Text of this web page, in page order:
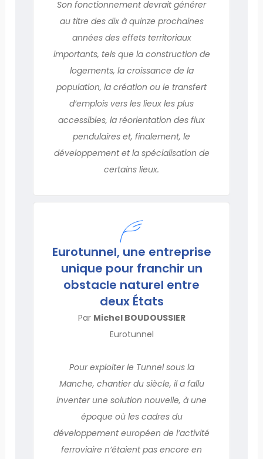
Son fonctionnement devrait générer
au titre des dix à quinze prochaines
années des effets territoriaux
importants, tels que la construction de
logements, la croissance de la
population, la création ou le transfert
d’emplois vers les lieux les plus
accessibles, la réorientation des flux
pendulaires et, finalement, le
développement et la spécialisation de
certains lieux.
Eurotunnel, une entreprise
unique pour franchir un
obstacle naturel entre
deux États
Par Michel BOUDOUSSIER
Eurotunnel
Pour exploiter le Tunnel sous la
Manche, chantier du siècle, il a fallu
inventer une solution nouvelle, à une
époque où les cadres du
développement européen de l’activité
ferroviaire n’étaient pas encore en